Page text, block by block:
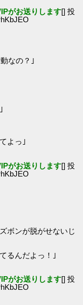
がお送りします[] 投
なの？｣
よっ｣
がお送りします[] 投
ボンが脱がせないじ
るんだよっ！｣
がお送りします[] 投